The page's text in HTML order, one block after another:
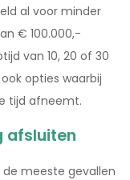
al voor minder
€ 100.000,-
van 10, 20 of 30
opties waarbij
tijd afneemt.
afsluiten
de meeste gevallen